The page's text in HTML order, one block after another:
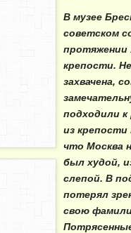
В музее
советском
протяжении
крепости.
захвачена,
подходили
из
что Москва
был худой,
слепой. В
потерял
свою